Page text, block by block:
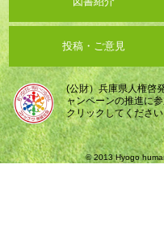
投稿・ご意見
(公財）兵庫県人権啓
ャンペーンの推進に
クリックしてくださ
© 2013 Hyogo